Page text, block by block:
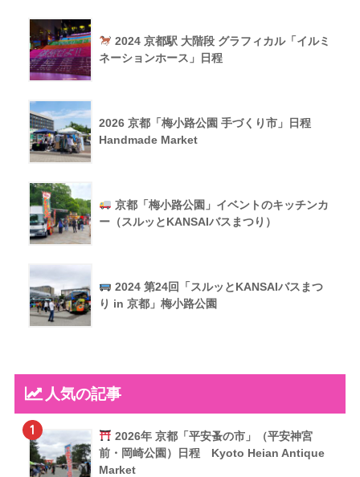
2024 京都駅 大階段 グラフィカル「イルミ
ネーションホース」日程
2026 京都「梅小路公園 手づくり市」日程
Handmade Market
京都「梅小路公園」イベントのキッチンカ
ー（スルッとKANSAIバスまつり）
2024 第24回「スルッとKANSAIバスまつ
り in 京都」梅小路公園
人気の記事
1
2026年 京都「平安蚤の市」（平安神宮
前・岡崎公園）日程 Kyoto Heian Antique
Market